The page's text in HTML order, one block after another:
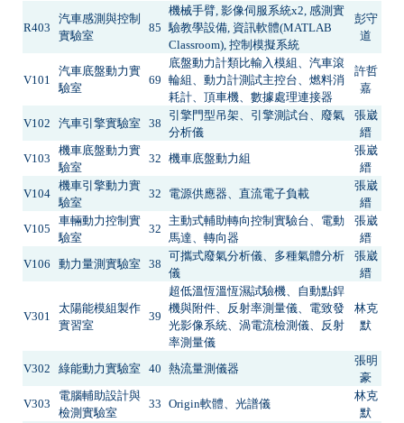
R403
汽車感測與控制
實驗室
85
機械手臂, 影像伺服系統x2, 感測實
驗教學設備, 資訊軟體(MATLAB
Classroom), 控制模擬系統
彭守
道
V101
汽車底盤動力實
驗室
69
底盤動力計類比輸入模組、汽車滾
輪組、動力計測試主控台、燃料消
耗計、頂車機、數據處理連接器
許哲
嘉
V102 汽車引擎實驗室 38
引擎門型吊架、引擎測試台、廢氣
分析儀
張崴
縉
V103
機車底盤動力實
驗室
32 機車底盤動力組
張崴
縉
V104
機車引擎動力實
驗室
32 電源供應器、直流電子負載
張崴
縉
V105
車輛動力控制實
驗室
32
主動式輔助轉向控制實驗台、電動
馬達、轉向器
張崴
縉
V106
動力量測實驗室 38
可攜式廢氣分析儀、多種氣體分析
儀
張崴
縉
V301
太陽能模組製作
實習室
39
超低溫恆溫恆濕試驗機、自動點銲
機與附件、反射率測量儀、電致發
光影像系統、渦電流檢測儀、反射
率測量儀
林克
默
V302 綠能動力實驗室 40 熱流量測儀器
張明
豪
V303
電腦輔助設計與
檢測實驗室
33 Origin軟體、光譜儀
林克
默